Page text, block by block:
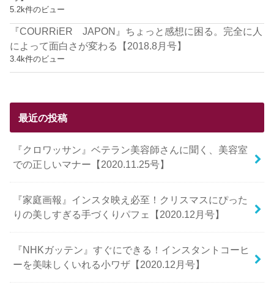
5.2k件のビュー
『COURRiER JAPON』ちょっと感想に困る。完全に人
によって面白さが変わる【2018.8月号】
3.4k件のビュー
最近の投稿
『クロワッサン』ベテラン美容師さんに聞く、美容室
での正しいマナー【2020.11.25号】
『家庭画報』インスタ映え必至！クリスマスにぴった
りの美しすぎる手づくりパフェ【2020.12月号】
『NHKガッテン』すぐにできる！インスタントコーヒ
ーを美味しくいれる小ワザ【2020.12月号】